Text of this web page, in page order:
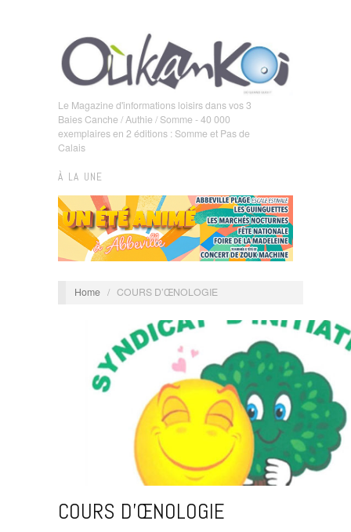
Le Magazine d'informations loisirs dans vos 3
Baies Canche / Authie / Somme - 40 000
exemplaires en 2 éditions : Somme et Pas de
Calais
À LA UNE
Home / COURS D’ŒNOLOGIE
COURS D’ŒNOLOGIE